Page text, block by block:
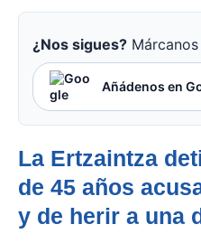
¿Nos sigues?
Añádenos en
La Ertzaintza
de 45 años
y de herir a una